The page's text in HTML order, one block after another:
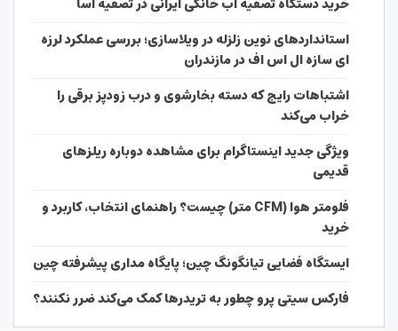
خرید دستگاه تصفیه آب خانگی ایرانی در تصفیه آسا
استانداردهای نوین زلزله در ویلاسازی؛ بررسی عملکرد لرزه
ای سازه ال اس اف در مازندران
اشتباهات رایج که دسته بخارشوی و درب زودپز برقی را
خراب می‌کند
ویژگی جدید اینستاگرام برای مشاهده دوباره ریلزهای
قدیمی
فلومتر هوا (CFM متر) چیست؟ راهنمای انتخاب، کاربرد و
خرید
ایستگاه فضایی تیانگونگ چین؛ پایگاه مداری پیشرفته چین
فارکس سیتی پرو چطور به تریدرها کمک می‌کند ضرر نکنند؟